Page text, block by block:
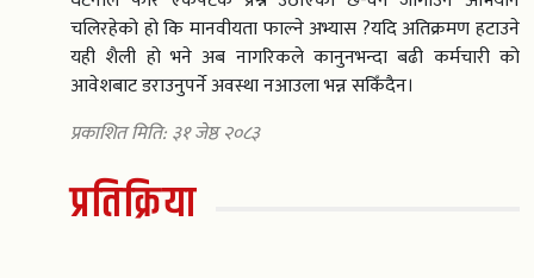
चलिरहेको हो कि मानवीयता फाल्ने अभ्यास ?यदि अतिक्रमण हटाउने
यही शैली हो भने अब नागरिकले कानुनभन्दा बढी कर्मचारी को
आवेशबाट डराउनुपर्ने अवस्था नआउला भन्न सकिँदैन।
प्रकाशित मिति: ३१ जेष्ठ २०८३
प्रतिक्रिया